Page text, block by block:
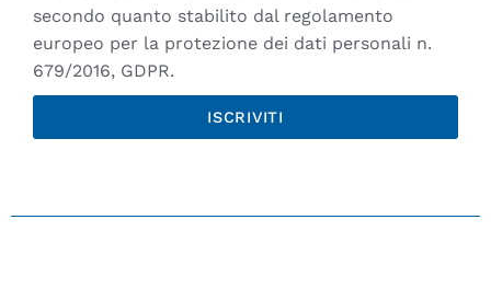
secondo quanto stabilito dal regolamento
europeo per la protezione dei dati personali n.
679/2016, GDPR.
ISCRIVITI